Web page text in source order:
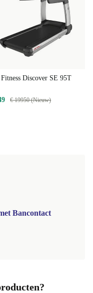
Discover SE 95T
€ 19950 (Nieuw)
Bancontact